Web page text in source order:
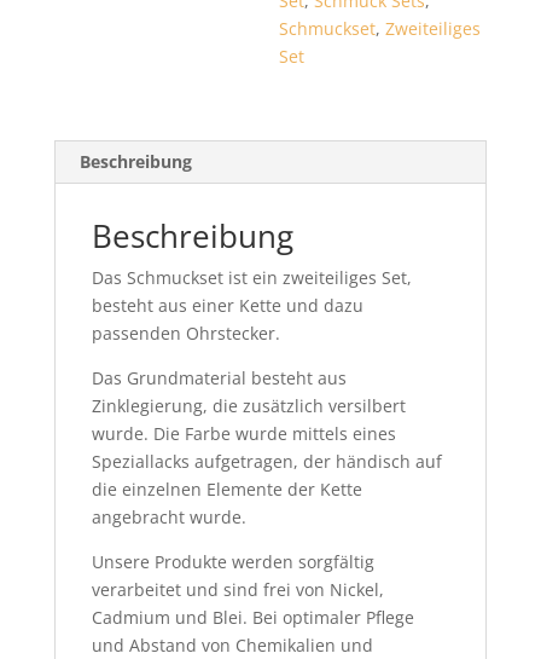
Schmuckset,Zweiteiliges
Set
Beschreibung
Beschreibung
Das Schmuckset ist ein zweiteiliges Set,
besteht aus einer Kette und dazu
passenden Ohrstecker.
Das Grundmaterial besteht aus
Zinklegierung, die zusätzlich versilbert
wurde. Die Farbe wurde mittels eines
Speziallacks aufgetragen, der händisch auf
die einzelnen Elemente der Kette
angebracht wurde.
Unsere Produkte werden sorgfältig
verarbeitet und sind frei von Nickel,
Cadmium und Blei. Bei optimaler Pflege
und Abstand von Chemikalien und